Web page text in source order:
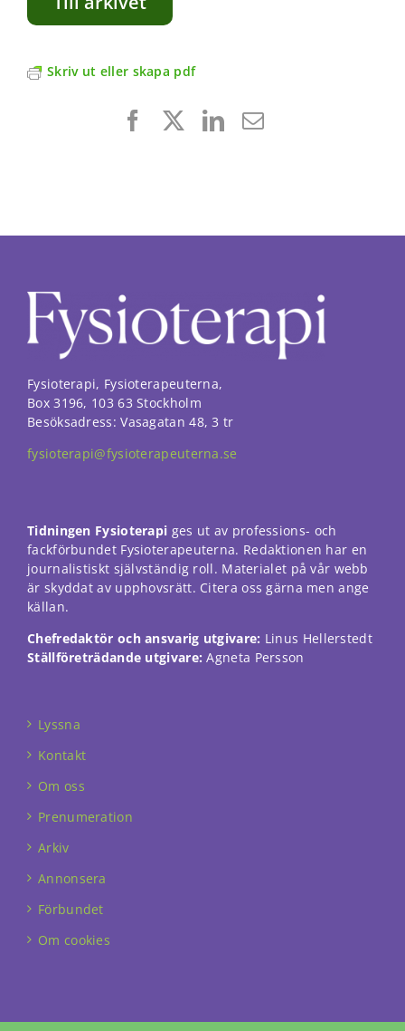
Skriv ut eller skapa pdf
FacebookLinkedIn
E-
Fysioterapi, Fysioterapeuterna,
Box 3196, 103 63 Stockholm
Besöksadress: Vasagatan 48, 3 tr
fysioterapi@fysioterapeuterna.se
Tidningen Fysioterapi ges ut av professions- och
fackförbundet Fysioterapeuterna. Redaktionen har en
journalistiskt självständig roll. Materialet på vår webb
är skyddat av upphovsrätt. Citera oss gärna men ange
källan.
Chefredaktör och ansvarig utgivare: Linus Hellerstedt
Ställföreträdande utgivare: Agneta Persson
Lyssna
Kontakt
Om oss
Prenumeration
Arkiv
Annonsera
Förbundet
Om cookies